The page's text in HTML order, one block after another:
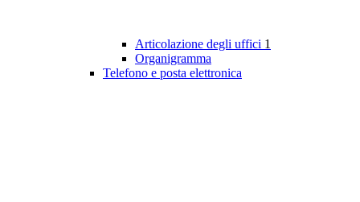
Articolazione degli uffici 1
Organigramma
Telefono e posta elettronica